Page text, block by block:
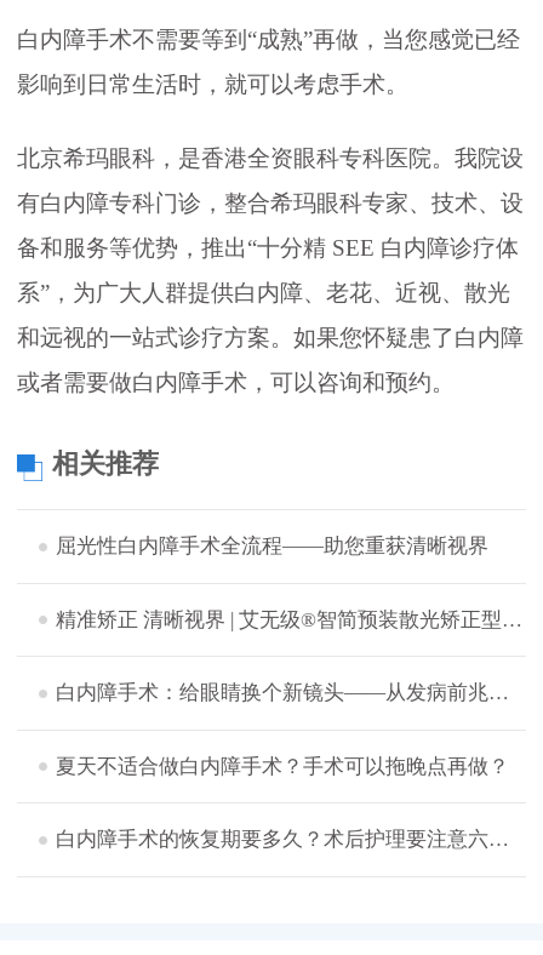
白内障手术不需要等到“成熟”再做，当您感觉已经
影响到日常生活时，就可以考虑手术。
北京希玛眼科，是香港全资眼科专科医院。我院设
有白内障专科门诊，整合希玛眼科专家、技术、设
备和服务等优势，推出“十分精 SEE 白内障诊疗体
系”，为广大人群提供白内障、老花、近视、散光
和远视的一站式诊疗方案。如果您怀疑患了白内障
或者需要做白内障手术，可以咨询和预约。
相关推荐
屈光性白内障手术全流程——助您重获清晰视界
精准矫正 清晰视界 | 艾无级®智简预装散光矫正型人工晶体助力复杂眼病治疗
白内障手术：给眼睛换个新镜头——从发病前兆到术后保养全攻略！
夏天不适合做白内障手术？手术可以拖晚点再做？
白内障手术的恢复期要多久？术后护理要注意六点！